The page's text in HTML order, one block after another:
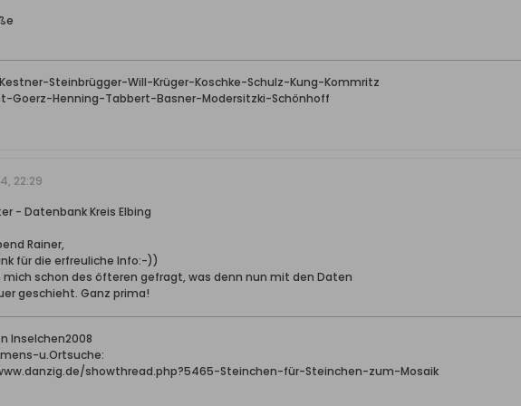
Steinbrügger-Will-Krüger-Koschke-Schulz-Kung-Kommritz
Goerz-Henning-Tabbert-Basner-Modersitzki-Schönhoff
22:29
- Datenbank Kreis Elbing
Rainer,
für die erfreuliche Info:-))
schon des öfteren gefragt, was denn nun mit den Daten
geschieht. Ganz prima!
Inselchen2008
u.Ortsuche:
showthread.php?5465-Steinchen-für-Steinchen-zum-Mosaik